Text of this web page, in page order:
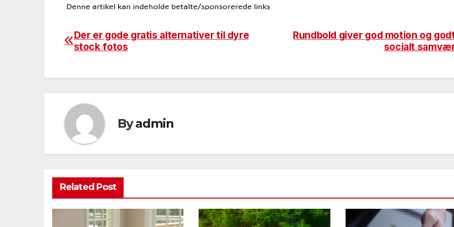
Indlægsnavigation
Rundbold giver god motion og
socialt
Der er gode gratis alternativer til dyre
stock fotos
Byadmin
Related Post